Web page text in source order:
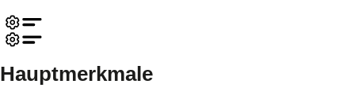
Hauptmerkmale